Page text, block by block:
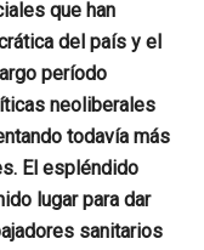
que han
del país y el
período
neoliberales
todavía más
El espléndido
lugar para dar
sanitarios